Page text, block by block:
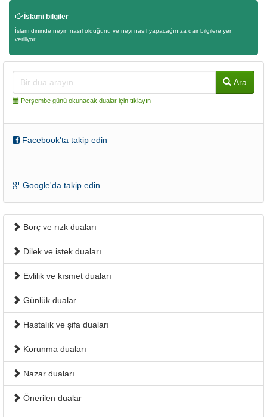
İslami bilgiler
İslam dininde neyin nasıl olduğunu ve neyi nasıl yapacağınıza dair bilgilere yer
veriliyor
Ara
Perşembe günü okunacak dualar için tıklayın
Facebook'ta takip edin
Google'da takip edin
Borç ve rızk duaları
Dilek ve istek duaları
Evlilik ve kısmet duaları
Günlük dualar
Hastalık ve şifa duaları
Korunma duaları
Nazar duaları
Önerilen dualar